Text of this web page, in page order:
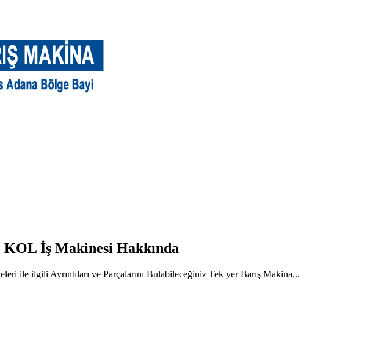
İş Makinesi Hakkında
ile ilgili Ayrıntıları ve Parçalarını Bulabileceğiniz Tek yer Barış Makina...